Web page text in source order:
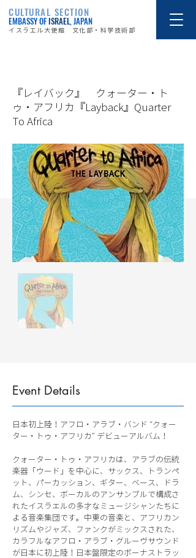
CULTURAL SECTION
EMBASSY OFISRAEL, JAPAN
イスラエル大使館 文化部・科学技術部
『レイバック』 クォーター・ト
ゥ・アフリカ『Layback』Quarter
To Africa
Event Details
日本初上陸！アフロ・アラブ・バンド “クォー
ター・トゥ・アフリカ” デビューアルバム！
クォーター・トゥ・アフリカは、アラブの伝統
楽器「ウード」を中心に、サックス、トランペ
ット、パーカッション、ギター、ベース、ドラ
ム、シンセ、ボーカルのアンサンブルで構成さ
れたイスラエルの多才なミュージシャンたちに
よる音楽集団です。中東の音楽と、アフリカン
リズムやジャズ、ファンクがミックスされた、
カラフルなアフロ・アラブ・グルーヴサウンド
が日本に初上陸！日本盤限定のボーナストラッ